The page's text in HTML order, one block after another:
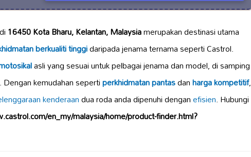
16450 Kota Bharu, Kelantan, Malaysiamerupakan destinasi utama
berkualiti tinggidaripada jenama ternama seperti Castrol.
asli yang sesuai untuk pelbagai jenama dan model, di samping
Dengan kemudahan sepertiperkhidmatan pantasdanharga kompetitif,
kenderaandua roda anda dipenuhi denganefisien. Hubungi
en_my/malaysia/home/product-finder.html?